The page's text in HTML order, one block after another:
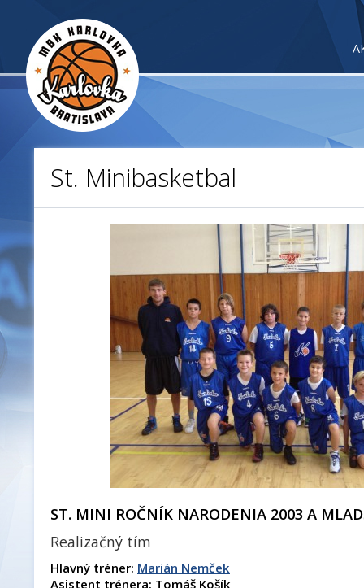
St. Minibasketbal
ST. MINI ROČNÍK NARODENIA 2003 A
Realizačný tím
Hlavný tréner: Marián Nemček
Asistent trénera: Tomáš Košík